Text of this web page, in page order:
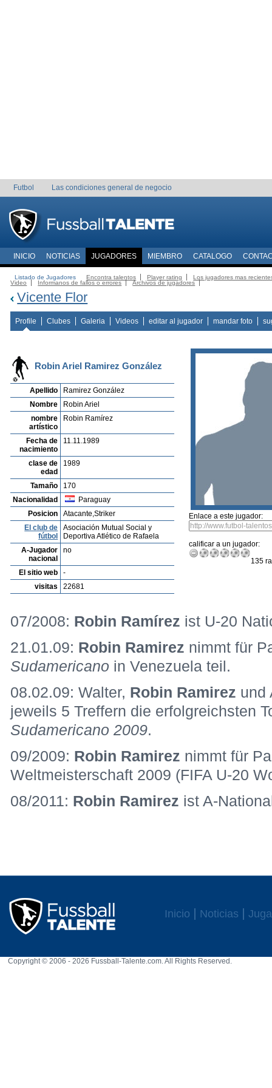
Futbol Las condiciones general de negocio
INICIO NOTICIAS JUGADORES MIEMBRO CATALOGO
Listado de Jugadores Encontra talentos Player rating
Los jugadores mas
Video
Informanos de fallos o errores Archivos de jugadores
Vicente Flor
Profile Clubes Galeria Videos editar al jugador mandar foto
Robin Ariel Ramirez González
Apellido
Ramirez González
Nombre
Robin Ariel
nombre
artístico
Robin Ramírez
Fecha de
nacimiento
11.11.1989
clase de
edad
1989
Tamaño
170
Nacionalidad
Paraguay
Posicion
Atacante,Striker
El club de
fútbol
Asociación Mutual Social y
Deportiva Atlético de Rafaela
A-Jugador
nacional
no
El sitio web
-
visitas
22681
Enlace a este jugador:
calificar a un jugador:
135
07/2008: Robin Ramírez ist U-20
21.01.09: Robin Ramirez nimmt für
Sudamericano in Venezuela teil.
08.02.09: Walter, Robin Ramirez und
jeweils 5 Treffern die erfolgreichsten
Sudamericano 2009.
09/2009: Robin Ramirez nimmt für
Weltmeisterschaft 2009 (FIFA U-20
08/2011: Robin Ramirez ist A-
Inicio Noticias
Copyright © 2006 - 2026 Fussball-Talente.com. All Rights Reserved.